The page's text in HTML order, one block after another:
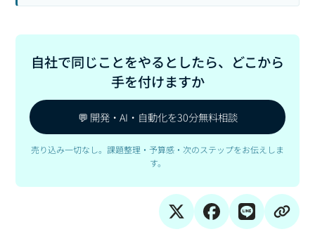
自社で同じことをやるとしたら、どこから
手を付けますか
💬 開発・AI・自動化を30分無料相談
売り込み一切なし。課題整理・予算感・次のステップをお伝えしま
す。